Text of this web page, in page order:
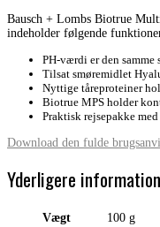
Bausch + Lombs Biotrue
indeholder følgende
PH-værdi er den samme
Tilsat smøremidlet
Nyttige tåreproteiner
Biotrue MPS holder
Praktisk rejsepakke
Download den fulde
Yderligere information
Vægt 100 g